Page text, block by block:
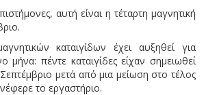
αυτή είναι η τέταρτη μαγνητική
καταιγίδων έχει αυξηθεί για
μήνα: πέντε καταιγίδες είχαν σημειωθεί
μετά από μια μείωση στο τέλος
το εργαστήριο.